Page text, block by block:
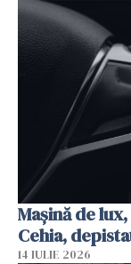
Mașină de
Cehia,
14 IULIE 2026